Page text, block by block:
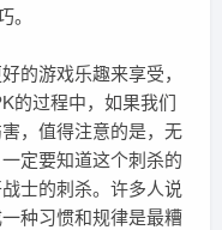
游戏乐趣来享受，
的过程中，如果我们
，值得注意的是，无
定要知道这个刺杀的
士的刺杀。许多人说
种习惯和规律是最糟